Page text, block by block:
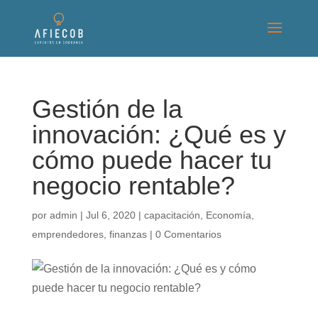
Gestión de la
innovación: ¿Qué es y
cómo puede hacer tu
negocio rentable?
por admin | Jul 6, 2020| capacitación Economía
emprendedores, finanzas| 0 Comentarios